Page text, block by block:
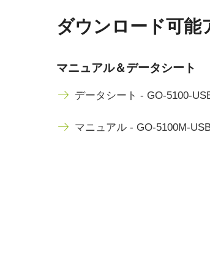
ダウンロード可能
マニュアル＆データシート
データシート - GO-5100-
マニュアル - GO-5100M-